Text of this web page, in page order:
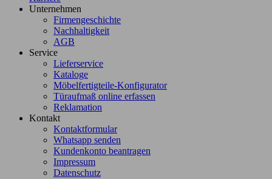
Unternehmen
Firmengeschichte
Nachhaltigkeit
AGB
Service
Lieferservice
Kataloge
Möbelfertigteile-Konfigurator
Türaufmaß online erfassen
Reklamation
Kontakt
Kontaktformular
Whatsapp senden
Kundenkonto beantragen
Impressum
Datenschutz